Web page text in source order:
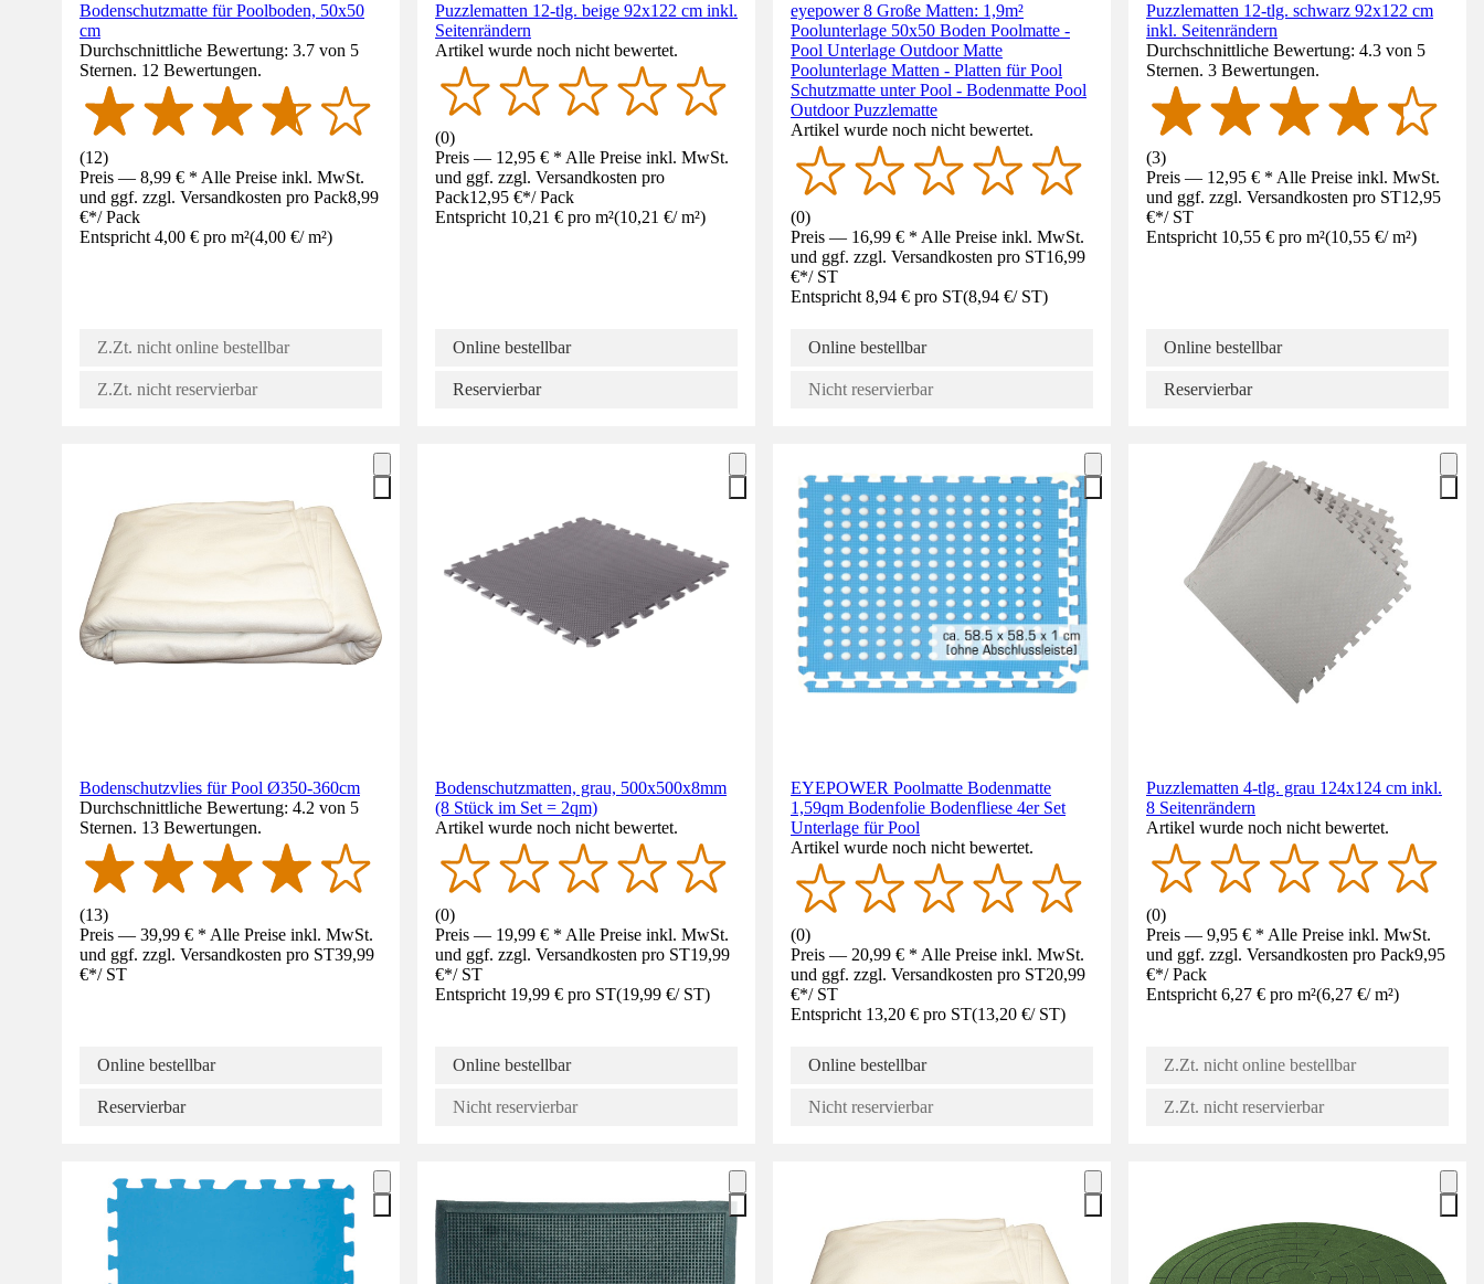
Bodenschutzmatte für Poolboden, 50x50
cm
Durchschnittliche Bewertung: 3.7 von 5
Sternen. 12 Bewertungen.
(12)
Preis — 8,99 € * Alle Preise inkl. MwSt.
und ggf. zzgl. Versandkosten pro Pack8,99
€*/ Pack
Entspricht 4,00 € pro m²(4,00 €/ m²)
Z.Zt. nicht online bestellbar
Z.Zt. nicht reservierbar
Puzzlematten 12-tlg. beige 92x122 cm inkl.
Seitenrändern
Artikel wurde noch nicht bewertet.
(0)
Preis — 12,95 € * Alle Preise inkl. MwSt.
und ggf. zzgl. Versandkosten pro
Pack12,95 €*/ Pack
Entspricht 10,21 € pro m²(10,21 €/ m²)
Online bestellbar
Reservierbar
eyepower 8 Große Matten: 1,9m²
Poolunterlage 50x50 Boden Poolmatte -
Pool Unterlage Outdoor Matte
Poolunterlage Matten - Platten für Pool
Schutzmatte unter Pool - Bodenmatte Pool
Outdoor Puzzlematte
Artikel wurde noch nicht bewertet.
(0)
Preis — 16,99 € * Alle Preise inkl. MwSt.
und ggf. zzgl. Versandkosten pro ST16,99
€*/ ST
Entspricht 8,94 € pro ST(8,94 €/ ST)
Online bestellbar
Nicht reservierbar
Puzzlematten 12-tlg. schwarz 92x122 cm
inkl. Seitenrändern
Durchschnittliche Bewertung: 4.3 von 5
Sternen. 3 Bewertungen.
(3)
Preis — 12,95 € * Alle Preise inkl. MwSt.
und ggf. zzgl. Versandkosten pro ST12,95
€*/ ST
Entspricht 10,55 € pro m²(10,55 €/ m²)
Online bestellbar
Reservierbar
Bodenschutzvlies für Pool Ø350-360cm
Durchschnittliche Bewertung: 4.2 von 5
Sternen. 13 Bewertungen.
(13)
Preis — 39,99 € * Alle Preise inkl. MwSt.
und ggf. zzgl. Versandkosten pro ST39,99
€*/ ST
Online bestellbar
Reservierbar
Bodenschutzmatten, grau, 500x500x8mm
(8 Stück im Set = 2qm)
Artikel wurde noch nicht bewertet.
(0)
Preis — 19,99 € * Alle Preise inkl. MwSt.
und ggf. zzgl. Versandkosten pro ST19,99
€*/ ST
Entspricht 19,99 € pro ST(19,99 €/ ST)
Online bestellbar
Nicht reservierbar
EYEPOWER Poolmatte Bodenmatte
1,59qm Bodenfolie Bodenfliese 4er Set
Unterlage für Pool
Artikel wurde noch nicht bewertet.
(0)
Preis — 20,99 € * Alle Preise inkl. MwSt.
und ggf. zzgl. Versandkosten pro ST20,99
€*/ ST
Entspricht 13,20 € pro ST(13,20 €/ ST)
Online bestellbar
Nicht reservierbar
Puzzlematten 4-tlg. grau 124x124 cm inkl.
8 Seitenrändern
Artikel wurde noch nicht bewertet.
(0)
Preis — 9,95 € * Alle Preise inkl. MwSt.
und ggf. zzgl. Versandkosten pro Pack9,95
€*/ Pack
Entspricht 6,27 € pro m²(6,27 €/ m²)
Z.Zt. nicht online bestellbar
Z.Zt. nicht reservierbar